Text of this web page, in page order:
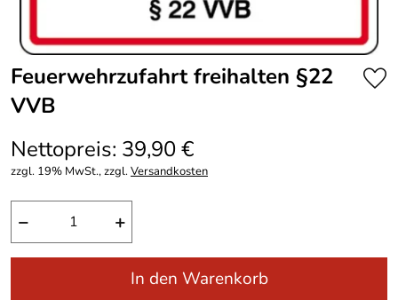
Feuerwehrzufahrt freihalten §22
VVB
Nettopreis: 39,90 €
zzgl. 19% MwSt., zzgl.Versandkosten
− +
In den Warenkorb